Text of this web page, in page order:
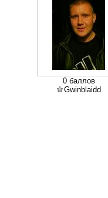
0 баллов
Gwinblaidd